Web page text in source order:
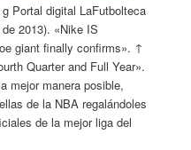
Portal digital LaFutbolteca
2013). «Nike IS
giant finally confirms». ↑
Quarter and Full Year».
mejor manera posible,
de la NBA regalándoles
de la mejor liga del